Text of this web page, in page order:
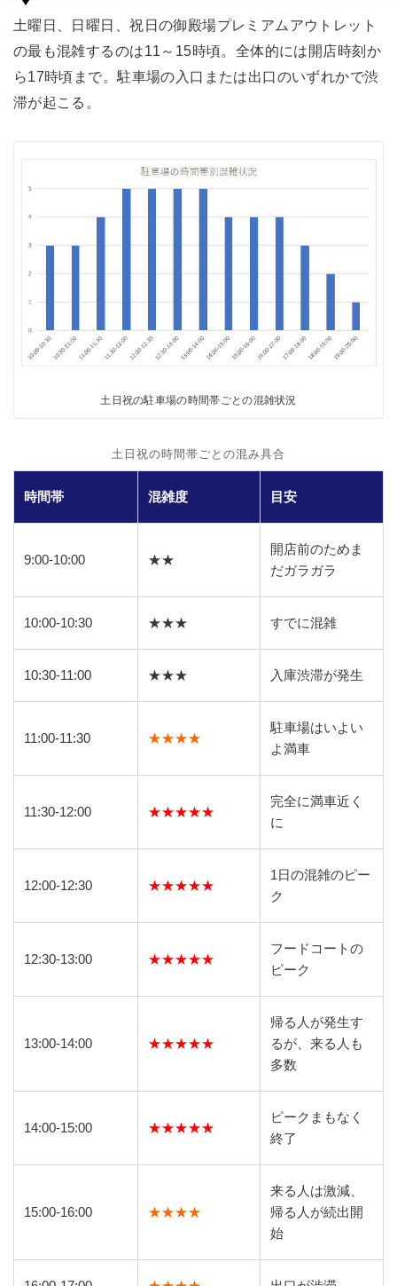
土曜日、日曜日、祝日の御殿場プレミアムアウトレット
の最も混雑するのは11～15時頃。全体的には開店時刻か
ら17時頃まで。駐車場の入口または出口のいずれかで渋
滞が起こる。
土日祝の駐車場の時間帯ごとの混雑状況
土日祝の時間帯ごとの混み具合
時間帯 混雑度 目安
9:00-10:00 ★★
開店前のためま
だガラガラ
10:00-10:30 ★★★ すでに混雑
10:30-11:00 ★★★ 入庫渋滞が発生
11:00-11:30 ★★★★
駐車場はいよい
よ満車
11:30-12:00 ★★★★★
完全に満車近く
に
12:00-12:30 ★★★★★
1日の混雑のピー
ク
12:30-13:00 ★★★★★
フードコートの
ピーク
13:00-14:00 ★★★★★
帰る人が発生す
るが、来る人も
多数
14:00-15:00 ★★★★★
ピークまもなく
終了
15:00-16:00 ★★★★
来る人は激減、
帰る人が続出開
始